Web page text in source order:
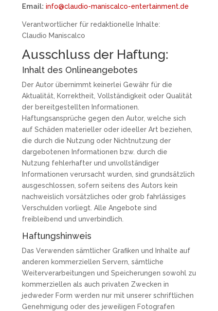
Email: info@claudio-maniscalco-entertainment.de
Verantwortlicher für redaktionelle Inhalte:
Claudio Maniscalco
Ausschluss der Haftung:
Inhalt des Onlineangebotes
Der Autor übernimmt keinerlei Gewähr für die
Aktualität, Korrektheit, Vollständigkeit oder Qualität
der bereitgestellten Informationen.
Haftungsansprüche gegen den Autor, welche sich
auf Schäden materieller oder ideeller Art beziehen,
die durch die Nutzung oder Nichtnutzung der
dargebotenen Informationen bzw. durch die
Nutzung fehlerhafter und unvollständiger
Informationen verursacht wurden, sind grundsätzlich
ausgeschlossen, sofern seitens des Autors kein
nachweislich vorsätzliches oder grob fahrlässiges
Verschulden vorliegt. Alle Angebote sind
freibleibend und unverbindlich.
Haftungshinweis
Das Verwenden sämtlicher Grafiken und Inhalte auf
anderen kommerziellen Servern, sämtliche
Weiterverarbeitungen und Speicherungen sowohl zu
kommerziellen als auch privaten Zwecken in
jedweder Form werden nur mit unserer schriftlichen
Genehmigung oder des jeweiligen Fotografen